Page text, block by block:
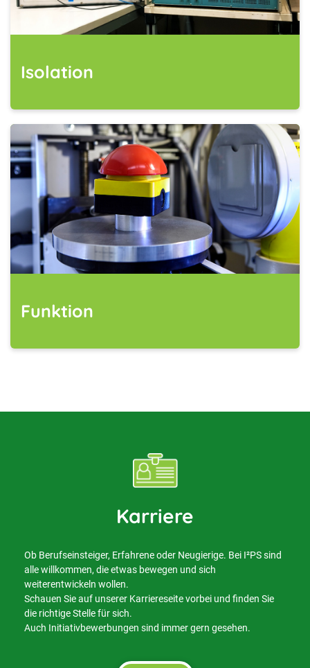
Isolation
Funktion
Karriere
Ob Berufseinsteiger, Erfahrene oder Neugierige. Bei I²PS sind
alle willkommen, die etwas bewegen und sich
weiterentwickeln wollen.
Schauen Sie auf unserer Karriereseite vorbei und finden Sie
die richtige Stelle für sich.
Auch Initiativbewerbungen sind immer gern gesehen.